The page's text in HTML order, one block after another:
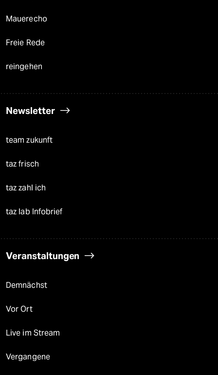
Mauerecho
Freie Rede
reingehen
Newsletter
team zukunft
taz frisch
taz zahl ich
taz lab Infobrief
Veranstaltungen
Demnächst
Vor Ort
Live im Stream
Vergangene